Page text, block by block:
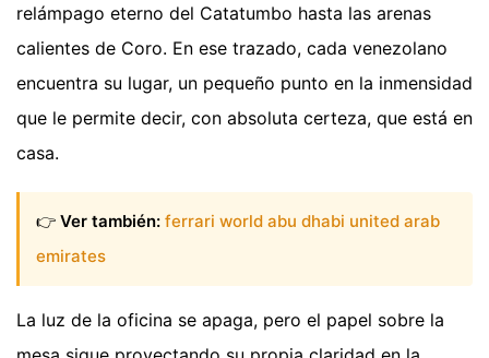
relámpago eterno del Catatumbo hasta las arenas
calientes de Coro. En ese trazado, cada venezolano
encuentra su lugar, un pequeño punto en la inmensidad
que le permite decir, con absoluta certeza, que está en
casa.
👉 Ver también: ferrari world abu dhabi united arab
emirates
La luz de la oficina se apaga, pero el papel sobre la